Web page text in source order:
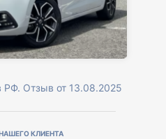
РФ. Отзыв от 13.08.2025
КЛИЕНТА